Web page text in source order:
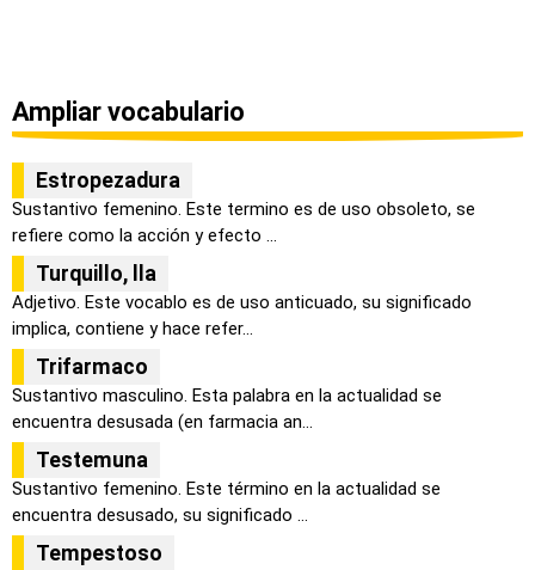
Ampliar vocabulario
Estropezadura
Sustantivo femenino. Este termino es de uso obsoleto, se
refiere como la acción y efecto ...
Turquillo, lla
Adjetivo. Este vocablo es de uso anticuado, su significado
implica, contiene y hace refer...
Trifarmaco
Sustantivo masculino. Esta palabra en la actualidad se
encuentra desusada (en farmacia an...
Testemuna
Sustantivo femenino. Este término en la actualidad se
encuentra desusado, su significado ...
Tempestoso